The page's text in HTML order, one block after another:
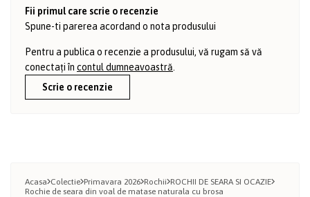
Fii primul care scrie o recenzie
Spune-ti parerea acordand o nota produsului
Pentru a publica o recenzie a produsului, vă rugam să vă
conectați în contul dumneavoastră
Scrie o recenzie
Acasa Colectie Primavara 2026 Rochii ROCHII DE SEARA SI OCAZIE
Rochie de seara din voal de matase naturala cu brosa